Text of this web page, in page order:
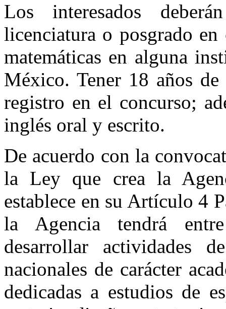
Los interesados
licenciatura o posgrado
matemáticas en alguna
México. Tener 18 años
registro en el concurso;
inglés oral y escrito.
De acuerdo con la
la Ley que crea la
establece en su Artículo 4
la Agencia tendrá
desarrollar actividades
nacionales de carácter
dedicadas a estudios de